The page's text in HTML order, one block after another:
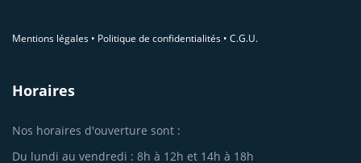
Mentions légales • Politique de confidentialités • C.G.U.
Horaires
Nos horaires d'ouverture sont :
Du lundi au vendredi : 8h à 12h et 14h à 18h